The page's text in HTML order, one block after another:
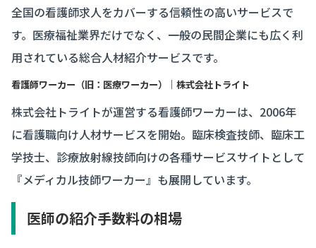
全国の看護師求人をカバーする信頼性の高いサービスで
す。医療福祉業界だけでなく、一般の民間企業にも広く利
用されている総合人材紹介サービスです。
看護師ワーカー（旧：医療ワーカー）｜株式会社トライト
株式会社トライトが運営する看護師ワーカーは、2006年
に看護職向け人材サービスを開始。臨床検査技師、臨床工
学技士、診療放射線技師向けの各種サービスサイトとして
『メディカル技師ワーカー』も展開しています。
医師の紹介手数料の相場